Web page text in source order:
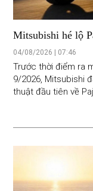
Mitsubishi hé lộ
động bốn bánh
04/08/2026 | 07:46
Trước thời điểm ra
9/2026, Mitsubishi
thuật đầu tiên về